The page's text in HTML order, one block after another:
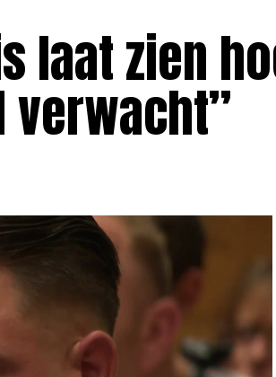
laat zien
verwacht”